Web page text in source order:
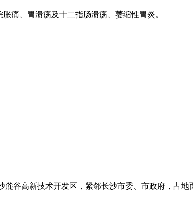
痛、胃溃疡及十二指肠溃疡、萎缩性胃炎。
谷高新技术开发区，紧邻长沙市委、市政府，占地